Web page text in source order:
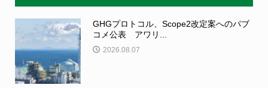
GHGプロトコル、Scope2改定案へのパブ
コメ公表 アワリ...
2026.08.07